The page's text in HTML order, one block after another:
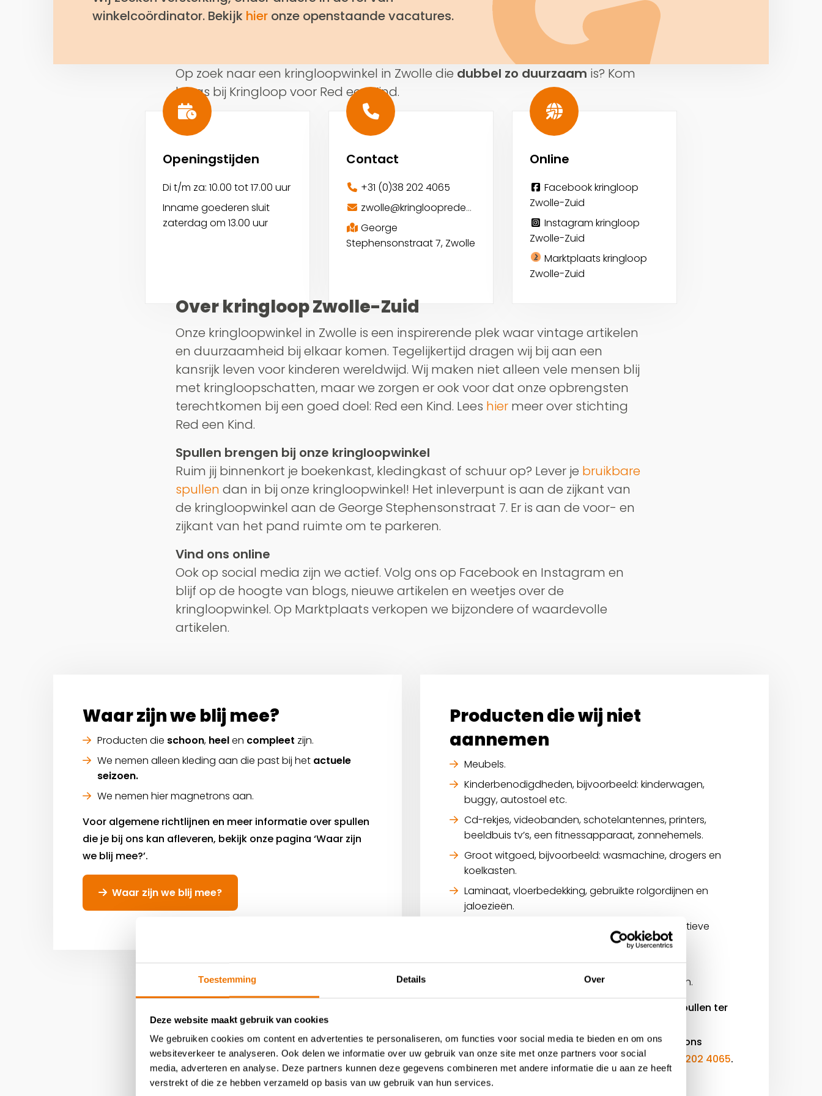
Toestemming Details Over
Deze website maakt gebruik van cookies
We gebruiken cookies om content en advertenties te personaliseren, om functies voor social media te bieden en om ons
websiteverkeer te analyseren. Ook delen we informatie over uw gebruik van onze site met onze partners voor social
media, adverteren en analyse. Deze partners kunnen deze gegevens combineren met andere informatie die u aan ze heeft
verstrekt of die ze hebben verzameld op basis van uw gebruik van hun services.
winkelcoördinator. Bekijk hier onze openstaande vacatures.
Op zoek naar een kringloopwinkel in Zwolle die dubbel zo duurzaam is? Kom
langs bij Kringloop voor Red een Kind.
Openingstijden
Di t/m za: 10.00 tot 17.00 uur
Inname goederen sluit
zaterdag om 13.00 uur
Contact
+31 (0)38 202 4065
zwolle@kringloopredeenkind.nl
George
Stephensonstraat 7, Zwolle
Online
Facebook kringloop
Zwolle-Zuid
Instagram kringloop
Zwolle-Zuid
Marktplaats kringloop
Zwolle-Zuid
Over kringloop Zwolle-Zuid
Onze kringloopwinkel in Zwolle is een inspirerende plek waar vintage artikelen
en duurzaamheid bij elkaar komen. Tegelijkertijd dragen wij bij aan een
kansrijk leven voor kinderen wereldwijd. Wij maken niet alleen vele mensen blij
met kringloopschatten, maar we zorgen er ook voor dat onze opbrengsten
terechtkomen bij een goed doel: Red een Kind. Lees hier meer over stichting
Red een Kind.
Spullen brengen bij onze kringloopwinkel
Ruim jij binnenkort je boekenkast, kledingkast of schuur op? Lever je bruikbare
spullen dan in bij onze kringloopwinkel! Het inleverpunt is aan de zijkant van
de kringloopwinkel aan de George Stephensonstraat 7. Er is aan de voor- en
zijkant van het pand ruimte om te parkeren.
Vind ons online
Ook op social media zijn we actief. Volg ons op Facebook en Instagram en
blijf op de hoogte van blogs, nieuwe artikelen en weetjes over de
kringloopwinkel. Op Marktplaats verkopen we bijzondere of waardevolle
artikelen.
Waar zijn we blij mee?
Producten die schoon, heelen compleet zijn.
We nemen alleen kleding aan die past bij het actuele
seizoen.
We nemen hier magnetrons aan.
Voor algemene richtlijnen en meer informatie over spullen
die je bij ons kan afleveren, bekijk onze pagina ‘Waar zijn
we blij mee?’.
Waar zijn we blij mee?
Producten die wij niet
aannemen
Meubels.
Kinderbenodigdheden, bijvoorbeeld: kinderwagen,
buggy, autostoel etc.
Cd-rekjes, videobanden, schotelantennes, printers,
beeldbuis tv’s, een fitnessapparaat, zonnehemels.
Groot witgoed, bijvoorbeeld: wasmachine, drogers en
koelkasten.
Laminaat, vloerbedekking, gebruikte rolgordijnen en
jaloezieën.
Encyclopedieën en romans, thrillers en informatieve
boeken van voor het jaar 2000.
Dekbedden, ligkussens, matrassen, slaapzakken.
Onze vrijwilligers beoordelen de aangeboden spullen ter
Twijfel je of jouw tweedehands producten voor ons
bruikbaar zijn? Bel ons dan vooraf op+31 (0)38 202 4065.